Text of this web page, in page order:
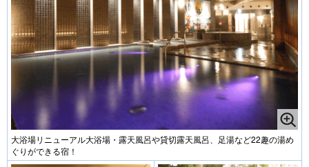
大浴場リニューアル大浴場・露天風呂や貸切露天風呂、足湯など22趣の湯め
ぐりができる宿！